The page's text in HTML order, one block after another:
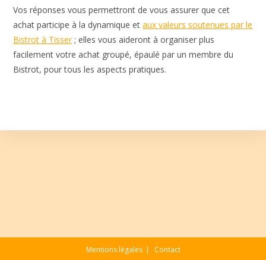
Vos réponses vous permettront de vous assurer que cet
achat participe à la dynamique etaux valeurs soutenues par le
Bistrot à Tisser; elles vous aideront à organiser plus
facilement votre achat groupé, épaulé par un membre du
Bistrot, pour tous les aspects pratiques.
Mentions légales Contact